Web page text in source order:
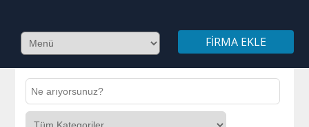
FIRMA EKLE